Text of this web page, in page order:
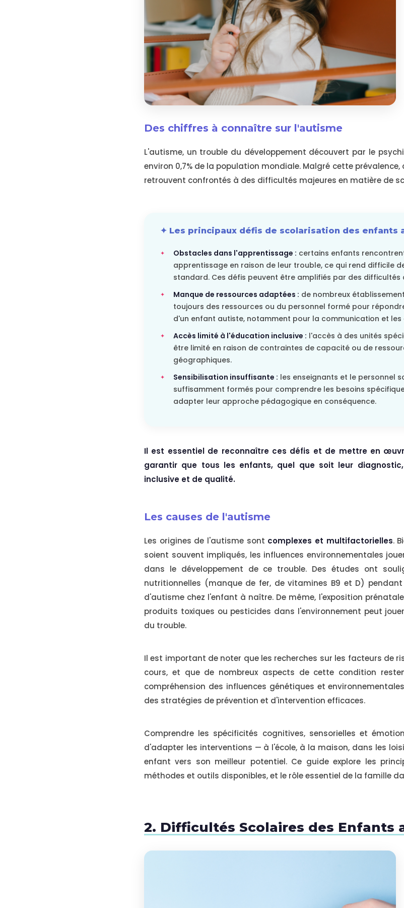
Des chiffres à connaître sur l'autisme
L'autisme, un trouble du développement découvert par le
environ 0,7% de la population mondiale. Malgré cette
retrouvent confrontés à des difficultés majeures en matière de
✦ Les principaux défis de scolarisation des enfants
Obstacles dans l'apprentissage : certains enfants
apprentissage en raison de leur trouble, ce qui rend difficile
standard. Ces défis peuvent être amplifiés par des difficultés
Manque de ressources adaptées : de nombreux
toujours des ressources ou du personnel formé pour
d'un enfant autiste, notamment pour la communication et
Accès limité à l'éducation inclusive : l'accès à des unités
être limité en raison de contraintes de capacité ou de
géographiques.
Sensibilisation insuffisante : les enseignants et le personnel
suffisamment formés pour comprendre les besoins
adapter leur approche pédagogique en conséquence.
Il est essentiel de reconnaître ces défis et de mettre en
garantir que tous les enfants, quel que soit leur
inclusive et de qualité.
Les causes de l'autisme
Les origines de l'autisme sont complexes et multifactorielles.
soient souvent impliqués, les influences environnementales
dans le développement de ce trouble. Des études ont
nutritionnelles (manque de fer, de vitamines B9 et D)
d'autisme chez l'enfant à naître. De même, l'exposition
produits toxiques ou pesticides dans l'environnement peut
du trouble.
Il est important de noter que les recherches sur les facteurs de
cours, et que de nombreux aspects de cette condition
compréhension des influences génétiques et
des stratégies de prévention et d'intervention efficaces.
Comprendre les spécificités cognitives, sensorielles et
d'adapter les interventions — à l'école, à la maison, dans les
enfant vers son meilleur potentiel. Ce guide explore les
méthodes et outils disponibles, et le rôle essentiel de la famille
2. Difficultés Scolaires des Enfants